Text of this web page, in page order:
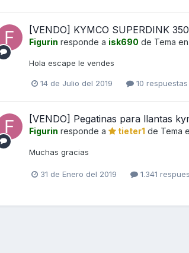
[VENDO] KYMCO SUPERDINK
Figurin responde a isk690 de Tema en
Hola escape le vendes
14 de Julio del 2019 10 respuestas
[VENDO] Pegatinas para llantas
Figurin responde a tieter1 de Tema
Muchas gracias
31 de Enero del 2019 1.341